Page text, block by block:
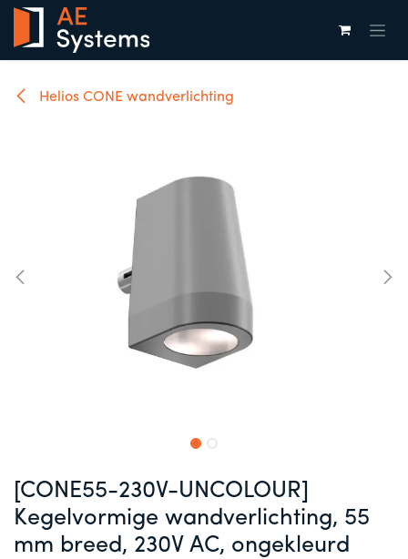
Overslaan naar inhoud
Helios CONE wandverlichting
[CONE55-230V-UNCOLOUR]
Kegelvormige wandverlichting, 55
mm breed, 230V AC, ongekleurd